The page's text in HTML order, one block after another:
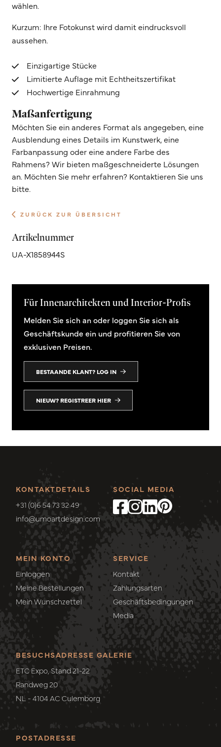
wählen.
Kurzum: Ihre Fotokunst wird damit eindrucksvoll
aussehen.
Einzigartige Stücke
Limitierte Auflage mit Echtheitszertifikat
Hochwertige Einrahmung
Maßanfertigung
Möchten Sie ein anderes Format als angegeben, eine
Ausblendung eines Details im Kunstwerk, eine
Farbanpassung oder eine andere Farbe des
Rahmens? Wir bieten maßgeschneiderte Lösungen
an. Möchten Sie mehr erfahren? Kontaktieren Sie uns
bitte.
ZURÜCK ZUR ÜBERSICHT
Artikelnummer
UA-X1858944S
Für Innenarchitekten und Interior-Profis
Melden Sie sich an oder loggen Sie sich als
Geschäftskunde ein und profitieren Sie von
exklusiven Preisen.
BESTAANDE KLANT? LOG IN
NIEUW? REGISTREER HIER
KONTAKTDETAILS
+31 (0)6 54 73 32 49
info@umoartdesign.com
MEIN KONTO
Einloggen
Meine Bestellungen
Mein Wunschzettel
SERVICE
Kontakt
Zahlungsarten
Geschäftsbedingungen
Media
SOCIAL MEDIA
POSTADRESSE
BESUCHSADRESSE GALERIE
ETC Expo, Stand 21-22
Randweg 20
NL - 4104 AC Culemborg